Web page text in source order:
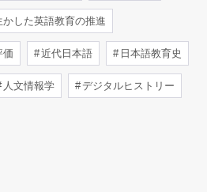
した英語教育の推進
近代日本語 日本語教育史
人文情報学 デジタルヒストリー